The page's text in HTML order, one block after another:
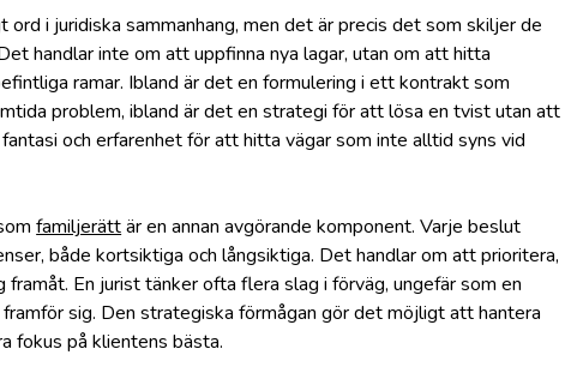
i juridiska sammanhang, men det är precis det som skiljer de
handlar inte om att uppfinna nya lagar, utan om att hitta
ramar. Ibland är det en formulering i ett kontrakt som
problem, ibland är det en strategi för att lösa en tvist utan att
och erfarenhet för att hitta vägar som inte alltid syns vid
familjerättär en annan avgörande komponent. Varje beslut
både kortsiktiga och långsiktiga. Det handlar om att prioritera,
En jurist tänker ofta flera slag i förväg, ungefär som en
sig. Den strategiska förmågan gör det möjligt att hantera
fokus på klientens bästa.